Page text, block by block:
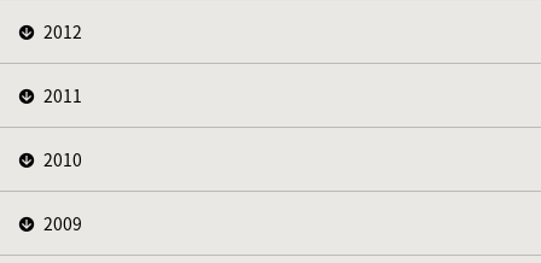
2012
2011
2010
2009